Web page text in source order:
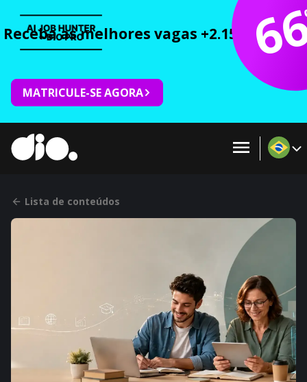
Receba as melhores vagas +2.150 cursos
MATRICULE-SE AGORA
Lista de conteúdos